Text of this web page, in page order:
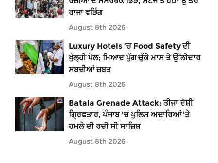
ਰਾਜਾ ਵੜਿੰਗ
August 8th 2026
Luxury Hotels ’ਚ Food Safety ਦੀ
ਖੁੱਲ੍ਹੀ ਪੋਲ; ਮਿਆਦ ਪੁੱਗ ਚੁੱਕੇ ਮਾਸ ਤੇ ਉੱਲੀਦਾਰ
ਸਬਜ਼ੀਆਂ ਜ਼ਬਤ
August 8th 2026
Batala Grenade Attack: ਤੀਜਾ ਦੋਸ਼ੀ
ਗ੍ਰਿਫਤਾਰ, ਪੰਜਾਬ 'ਚ ਪੁਲਿਸ ਅਦਾਰਿਆਂ 'ਤੇ
ਹਮਲੇ ਦੀ ਰਚੀ ਸੀ ਸਾਜ਼ਿਸ਼
August 8th 2026